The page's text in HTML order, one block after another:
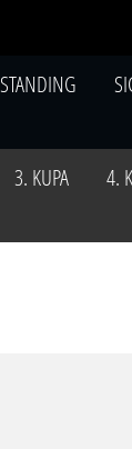
STANDING
3. KUPA
4.